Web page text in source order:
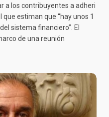
a los contribuyentes a adheri
estiman que “hay unos 1
sistema financiero”. El
de una reunión